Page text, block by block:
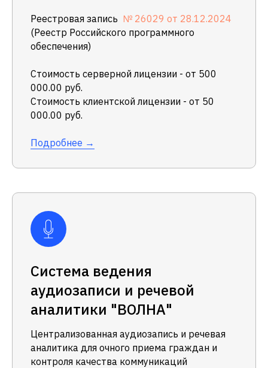
Реестровая запись № 26029 от 28.12.2024
(Реестр Российского программного
обеспечения)
Стоимость серверной лицензии - от 500
000.00 руб.
Стоимость клиентской лицензии - от 50
000.00 руб.
Подробнее →
Система ведения
аудиозаписи и речевой
аналитики "ВОЛНА"
Централизованная аудиозапись и речевая
аналитика для очного приема граждан и
контроля качества коммуникаций